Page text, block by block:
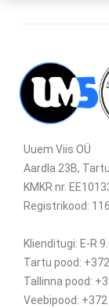
Uuem Viis OÜ
Aardla 23B,
KMKR nr.
Registrikood:
Klienditugi: E-R
Tartu pood:
Tallinna pood:
Veebipood: